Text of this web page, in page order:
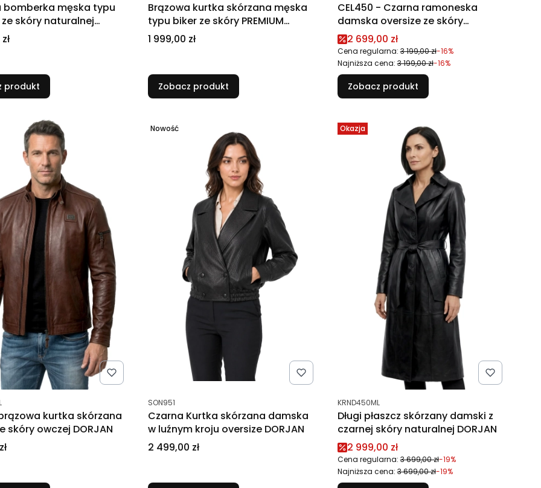
bomberka męska typu
skóry naturalnej
produkt
Brązowa kurtka skórzana męska
typu biker ze skóry PREMIUM
DORJAN
Cena
1 999,00 zł
Zobacz produkt
CEL450 - Czarna ramoneska
damska oversize ze skóry
naturalnej DORJAN
Cena promocyjna
2 699,00 zł
Cena regularna: 3 199,00 zł-16%
Najniższa cena: 3 199,00 zł-16%
Zobacz produkt
kurtka skórzana
skóry owczej DORJAN
Nowość
Kod produktu
SON951
Czarna Kurtka skórzana damska
w luźnym kroju oversize DORJAN
Cena
2 499,00 zł
Okazja
Kod produktu
KRND450ML
Długi płaszcz skórzany damski z
czarnej skóry naturalnej DORJAN
Cena promocyjna
2 999,00 zł
Cena regularna: 3 699,00 zł-19%
Najniższa cena: 3 699,00 zł-19%